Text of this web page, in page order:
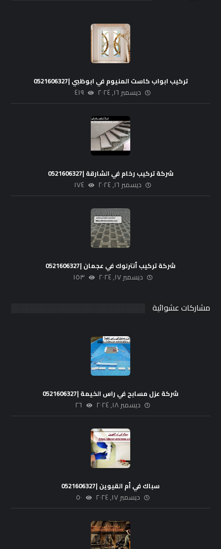
تركيب ابواب كاست المنيوم في ابوظبي |0521606327
ديسمبر ١٦, ٢٠٢٤ ٤١٩
شركة تركيب رخام في الشارقة |0521606327
ديسمبر ١٦, ٢٠٢٤ ١٧٤
شركة تركيب أنترلوك في عجمان |0521606327
ديسمبر ١٧, ٢٠٢٤ ١٥٣
مشاركات عشوائية
شركة عزل مسابح في راس الخيمة |0521606327
ديسمبر ١٨, ٢٠٢٤ ٢٦
سباك في أم القيوين |0521606327
ديسمبر ١٧, ٢٠٢٤ ٥٠